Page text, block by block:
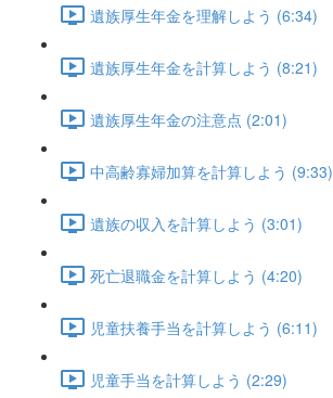
遺族厚生年金を理解しよう (6:34)
遺族厚生年金を計算しよう (8:21)
遺族厚生年金の注意点 (2:01)
中高齢寡婦加算を計算しよう (9:33)
遺族の収入を計算しよう (3:01)
死亡退職金を計算しよう (4:20)
児童扶養手当を計算しよう (6:11)
児童手当を計算しよう (2:29)